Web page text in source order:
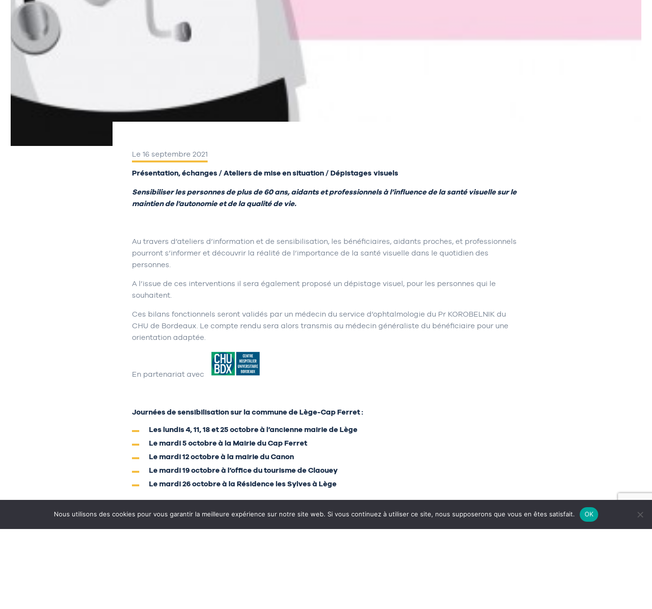
Le 16 septembre 2021
Présentation, échanges / Ateliers de mise en situation / Dépistages visuels
Sensibiliser les personnes de plus de 60 ans, aidants et professionnels à l’influence de la santé visuelle sur le
maintien de l’autonomie et de la qualité de vie.
Au travers d’ateliers d’information et de sensibilisation, les bénéficiaires, aidants proches, et professionnels
pourront s’informer et découvrir la réalité de l’importance de la santé visuelle dans le quotidien des
personnes.
A l’issue de ces interventions il sera également proposé un dépistage visuel, pour les personnes qui le
souhaitent.
Ces bilans fonctionnels seront validés par un médecin du service d’ophtalmologie du Pr KOROBELNIK du
CHU de Bordeaux. Le compte rendu sera alors transmis au médecin généraliste du bénéficiaire pour une
orientation adaptée.
En partenariat avec
Journées de sensibilisation sur la commune de Lège-Cap Ferret :
Les lundis 4, 11, 18 et 25 octobre à l’ancienne mairie de Lège
Le mardi 5 octobre à la Mairie du Cap Ferret
Le mardi 12 octobre à la mairie du Canon
Le mardi 19 octobre à l’office du tourisme de Claouey
Le mardi 26 octobre à la Résidence les Sylves à Lège
Choisissez la date et le site qui vous convient, inscrivez-vous auprès du CCAS de Lège
Nous utilisons des cookies pour vous garantir la meilleure expérience sur notre site web. Si vous continuez à utiliser ce site, nous supposerons que vous en êtes satisfait. OK